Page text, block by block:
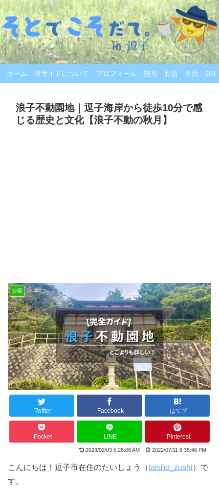
ホーム 当サイトについて プロフィール 観光 お店 生活 DIY
浪子不動園地｜逗子海岸から徒歩10分で感
じる歴史と文化【浪子不動の秋月】
公園
Twitter Facebook はてブ
Pocket LINE Pinterest
2023/02/03 5:28:06 AM 2022/07/11 6:35:46 PM
こんにちは！逗子市在住のたいしょう（taisho_zushi）で
す。